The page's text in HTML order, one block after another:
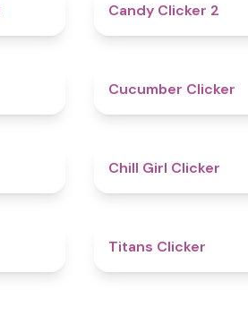
Candy Clicker 2
Cucumber Clicker
Chill Girl Clicker
Titans Clicker